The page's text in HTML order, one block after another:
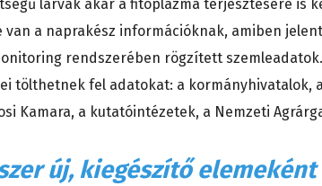
lárvák akár a fitoplazma terjesztésére is
van a naprakész információknak, amiben
rendszerében rögzített
tölthetnek fel adatokat: a kormányhivatalok,
Kamara, a kutatóintézetek, a Nemzeti
új, kiegészítő